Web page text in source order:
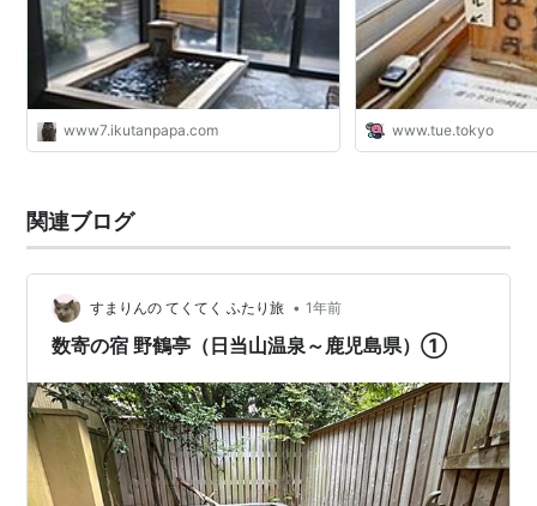
www7.ikutanpapa.com www.tue.tokyo
関連ブログ
すまりんの てくてく ふたり旅 • 1年前
数寄の宿 野鶴亭（日当山温泉～鹿児島県）①